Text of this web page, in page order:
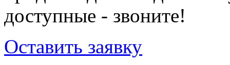
доступные - звоните!
Оставить заявку